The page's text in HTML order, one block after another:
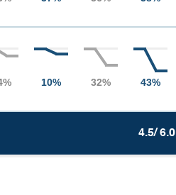
4.5/ 6.0